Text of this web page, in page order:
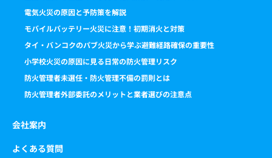
電気火災の原因と予防策を解説
モバイルバッテリー火災に注意！初期消火と対策
タイ・バンコクのパブ火災から学ぶ避難経路確保の重要性
小学校火災の原因に見る日常の防火管理リスク
防火管理者未選任・防火管理不備の罰則とは
防火管理者外部委託のメリットと業者選びの注意点
会社案内
よくある質問